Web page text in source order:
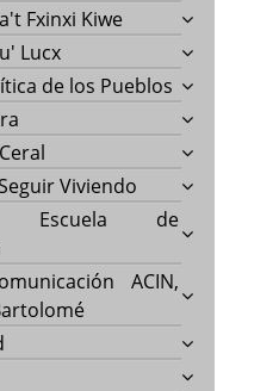
Fxinxi Kiwe
Lucx
de los Pueblos
Viviendo
Escuela de
ACIN,